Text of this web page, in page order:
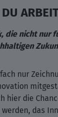
die nicht nur
nur
hier die
das